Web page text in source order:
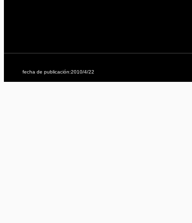
fecha de publicación:2010/4/22